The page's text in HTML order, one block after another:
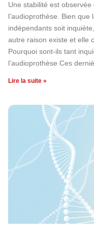
Une stabilité est
l’audioprothèse. Bien
indépendants soit
autre raison existe et elle
Pourquoi sont-ils tant
l’audioprothèse Ces
Lire la suite »